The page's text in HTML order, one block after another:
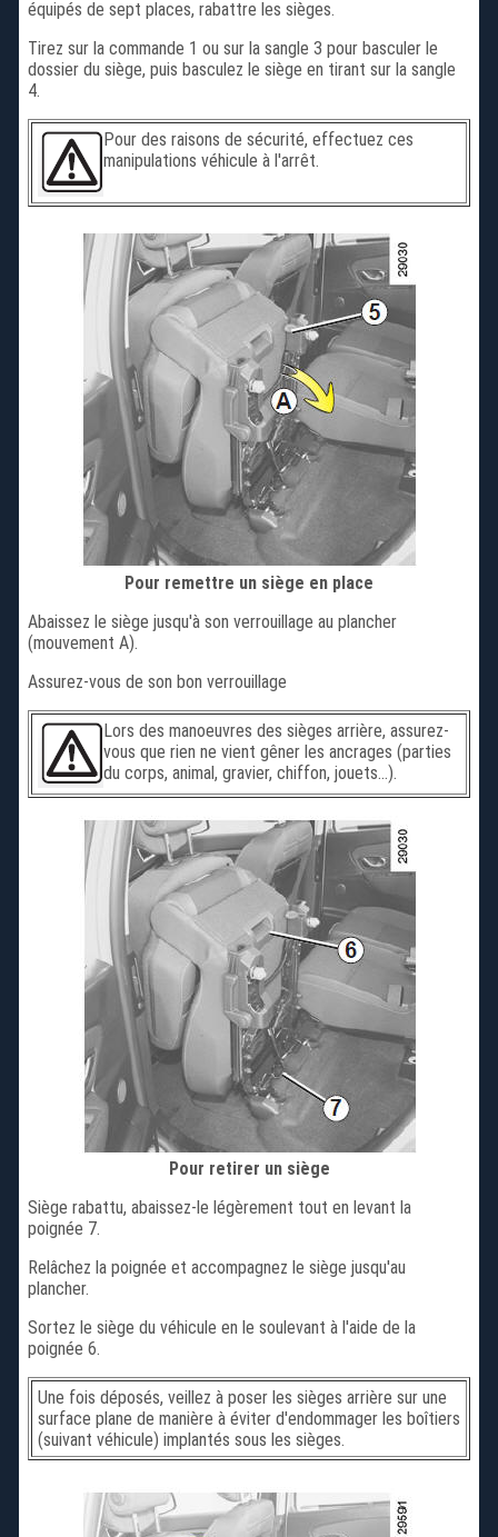
équipés de sept places, rabattre les sièges.
Tirez sur la commande 1 ou sur la sangle 3 pour basculer le
dossier du siège, puis basculez le siège en tirant sur la sangle
4.
Pour des raisons de sécurité, effectuez ces
manipulations véhicule à l'arrêt.
Pour remettre un siège en place
Abaissez le siège jusqu'à son verrouillage au plancher
(mouvement A).
Assurez-vous de son bon verrouillage
Lors des manoeuvres des sièges arrière, assurez-
vous que rien ne vient gêner les ancrages (parties
du corps, animal, gravier, chiffon, jouets...).
Pour retirer un siège
Siège rabattu, abaissez-le légèrement tout en levant la
poignée 7.
Relâchez la poignée et accompagnez le siège jusqu'au
plancher.
Sortez le siège du véhicule en le soulevant à l'aide de la
poignée 6.
Une fois déposés, veillez à poser les sièges arrière sur une
surface plane de manière à éviter d'endommager les boîtiers
(suivant véhicule) implantés sous les sièges.